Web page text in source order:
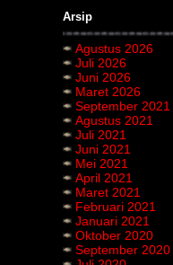
Arsip
Agustus 2026
Juli 2026
Juni 2026
Maret 2026
September 2021
Agustus 2021
Juli 2021
Juni 2021
Mei 2021
April 2021
Maret 2021
Februari 2021
Januari 2021
Oktober 2020
September 2020